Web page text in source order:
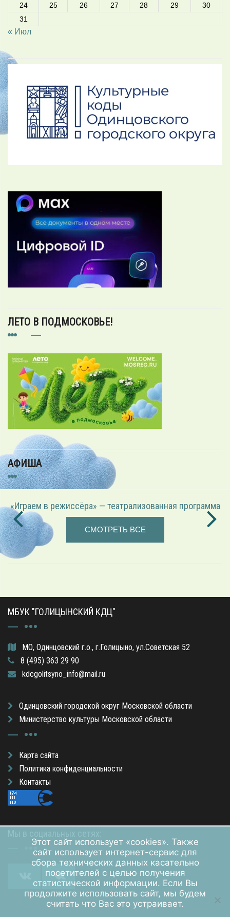
24
25 26 27 28 29
30
31
« Июл
ЛЕТО В ПОДМОСКОВЬЕ!
АФИША
«Играем в режиссёра» — театрализованная программа
СМОТРЕТЬ ВСЕ
МБУК "ГОЛИЦЫНСКИЙ КДЦ"
МО, Одинцовский г.о., г.Голицыно, ул.Советская 52
8 (495) 363 29 90
kdcgolitsyno_info@mail.ru
Одинцовский городской округ Московской области
Министерство культуры Московской области
Карта сайта
Политика конфиденциальности
Контакты
Этот сайт использует «cookies». Также
сайт использует интернет-сервис для
сбора технических данных касательно
посетителей с целью получения
статистической информации. Если Вы
продолжите использовать сайт, мы будем
считать что Вас это устраивает.